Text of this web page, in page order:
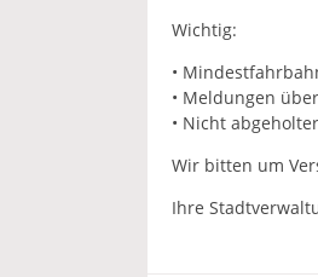
Wichtig:
•
• Meldungen
• Nicht
Wir bitten um
Ihre